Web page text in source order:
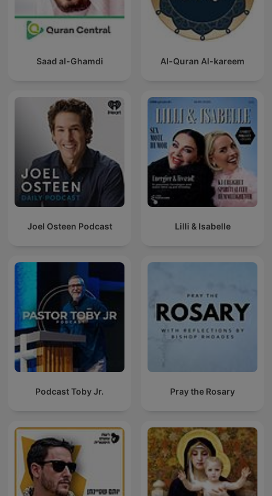
Saad al-Ghamdi Al-Quran Al-kareem
Joel Osteen Podcast Lilli & Isabelle
Podcast Toby Jr. Pray the Rosary